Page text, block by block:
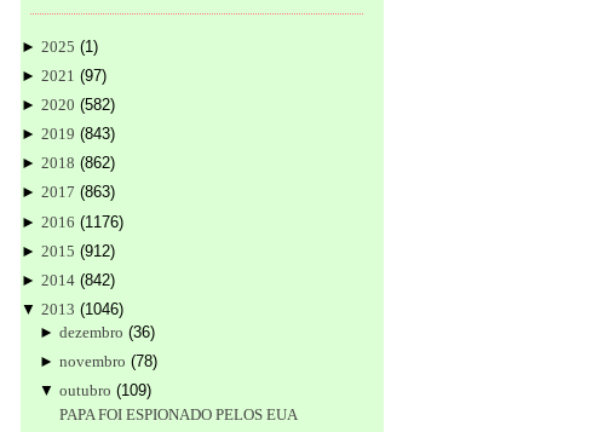
► 2025 (1 )
► 2021 (97)
► 2020 (582)
► 2019 (843)
► 2018 (862)
► 2017 (863)
► 2016 (1176)
► 2015 (912)
► 2014 (842)
▼ 2013 (1046)
►dezembro (36)
►novembro (78)
▼outubro (109)
PAPA FOI ESPIONADO PELOS EUA